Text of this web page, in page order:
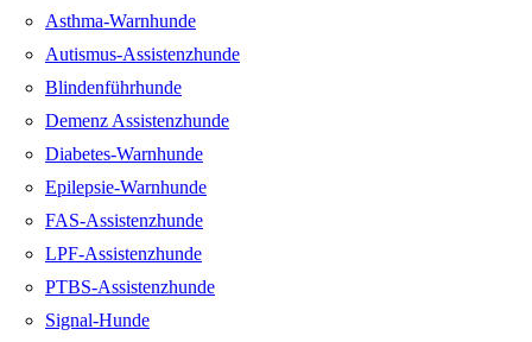
Asthma-Warnhunde
Autismus-Assistenzhunde
Blindenführhunde
Demenz Assistenzhunde
Diabetes-Warnhunde
Epilepsie-Warnhunde
FAS-Assistenzhunde
LPF-Assistenzhunde
PTBS-Assistenzhunde
Signal-Hunde